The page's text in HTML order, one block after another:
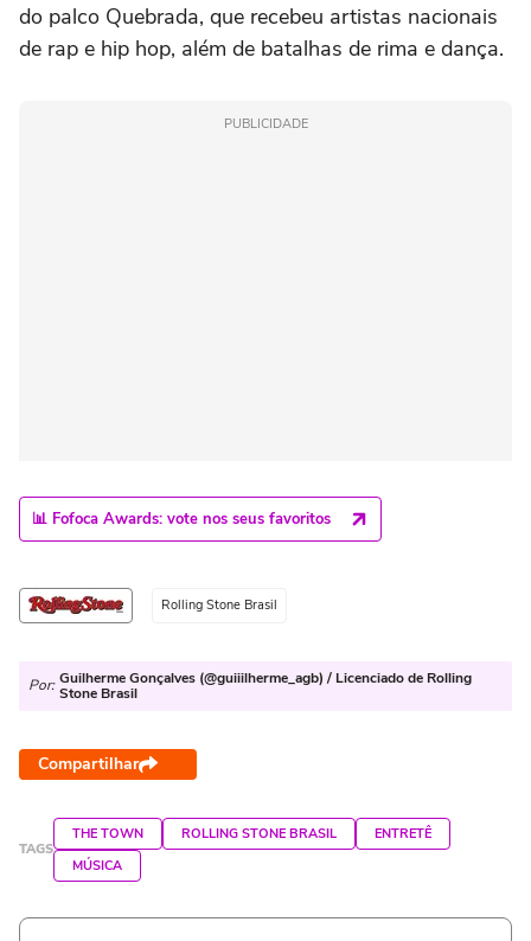
do palco Quebrada, que recebeu artistas nacionais
de rap e hip hop, além de batalhas de rima e dança.
PUBLICIDADE
📊 Fofoca Awards: vote nos seus favoritos
Rolling Stone Brasil
Por: Guilherme Gonçalves (@guiiilherme_agb) / Licenciado de Rolling
Stone Brasil
Compartilhar
TAGS
THE TOWN ROLLING STONE BRASIL
ENTRETÊ
MÚSICA